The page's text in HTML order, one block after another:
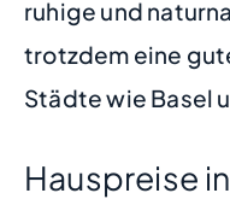
ruhige und
trotzdem eine
Städte wie Basel
Hauspreise